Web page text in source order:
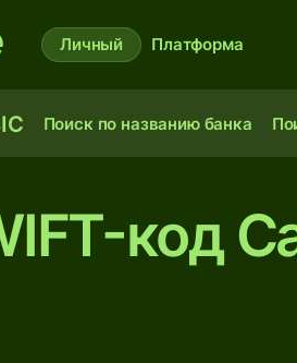
Личный Платформа
Поиск по названию банка
код